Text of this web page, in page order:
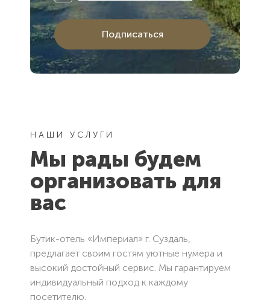
Подписаться
НАШИ УСЛУГИ
Мы рады будем
организовать для
вас
Бутик-отель «Империал» г. Суздаль,
предлагает своим гостям уютные нумера и
высокий достойный сервис. Мы гарантируем
индивидуальный подход к каждому
посетителю.